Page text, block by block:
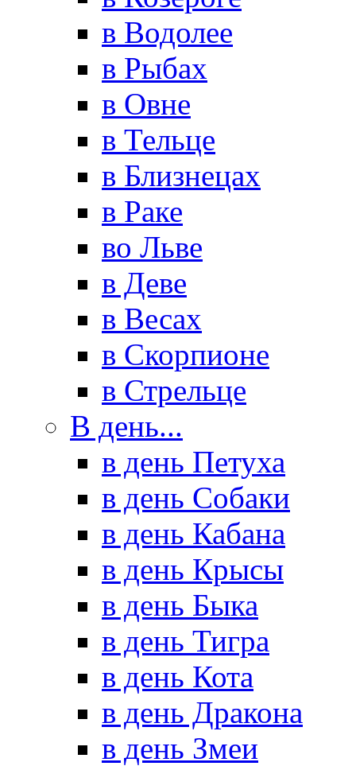
в Водолее
в Рыбах
в Овне
в Тельце
в Близнецах
в Раке
во Льве
в Деве
в Весах
в Скорпионе
в Стрельце
В день...
в день Петуха
в день Собаки
в день Кабана
в день Крысы
в день Быка
в день Тигра
в день Кота
в день Дракона
в день Змеи